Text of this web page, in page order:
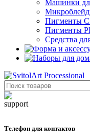
Машинки
Пигменты
Пигменты
Средства
Телефон для контактов